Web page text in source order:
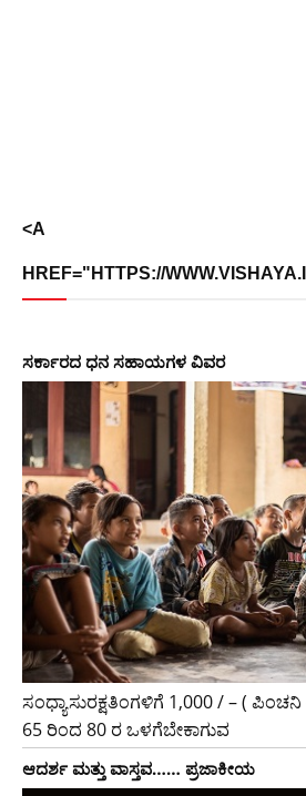
<A
HREF="HTTPS://
ಸರ್ಕಾರದ​ ​ಧನ ಸಹಾಯಗಳ ವಿವರ
ಸಂಧ್ಯಾಸುರಕ್ಷತಿಂಗಳಿಗೆ 1,000 / – (
65 ರಿಂದ 80 ರ ಒಳಗೆಬೇಕಾಗುವ
ಆದರ್ಶ ಮತ್ತು ವಾಸ್ತವ…… ಪ್ರಜಾಕೀಯ